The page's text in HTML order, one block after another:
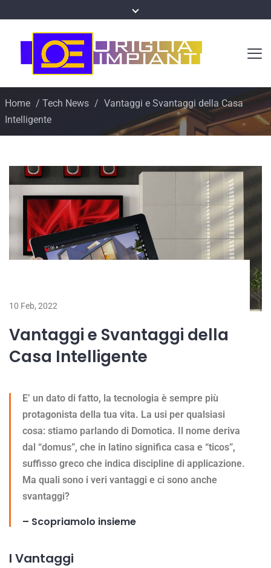
Home / Tech News / Vantaggi e Svantaggi della Casa
Intelligente
10 Feb, 2022
Vantaggi e Svantaggi della
Casa Intelligente
E’ un dato di fatto, la tecnologia è sempre più
protagonista della tua vita. La usi per qualsiasi
cosa: stiamo parlando di Domotica. Il nome deriva
dal “domus”, che in latino significa casa e “ticos”,
suffisso greco che indica discipline di applicazione.
Ma quali sono i veri vantaggi e ci sono anche
svantaggi?
– Scopriamolo insieme
I Vantaggi